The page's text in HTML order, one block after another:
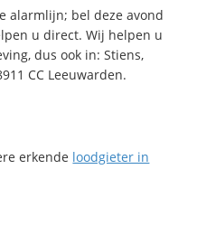
alarmlijn; bel deze avond
u direct. Wij helpen u
dus ook in: Stiens,
CC Leeuwarden.
erkende loodgieter in